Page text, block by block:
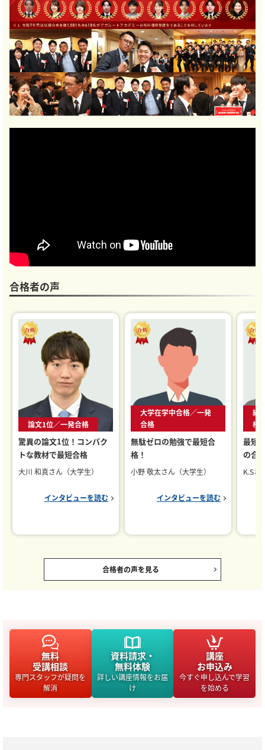
合格者の声
論文1位／一発合格
驚異の論文1位！コンパク
トな教材で最短合格
大川 和真さん（大学生）
インタビューを読む
大学在学中合格／一発
合格
無駄ゼロの勉強で最短合
格！
小野 敬太さん（大学生）
インタビューを読む
総
格
最短
の合
K.Sさ
合格者の声を見る
無料
受講相談
専門スタッフが疑問を
解消
資料請求・
無料体験
詳しい講座情報をお届
け
講座
お申込み
今すぐ申し込んで学習
を始める